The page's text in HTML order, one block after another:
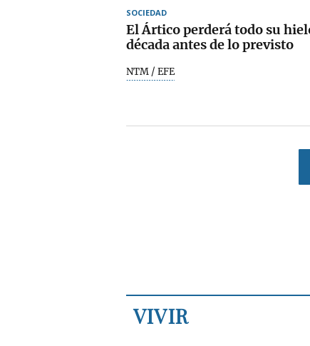
SOCIEDAD
El Ártico perderá todo su
década antes de lo previsto
NTM / EFE
VIVIR